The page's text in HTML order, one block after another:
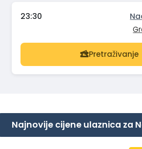
23:30
Pretraživanje
Najnovije cijene ulaznica za